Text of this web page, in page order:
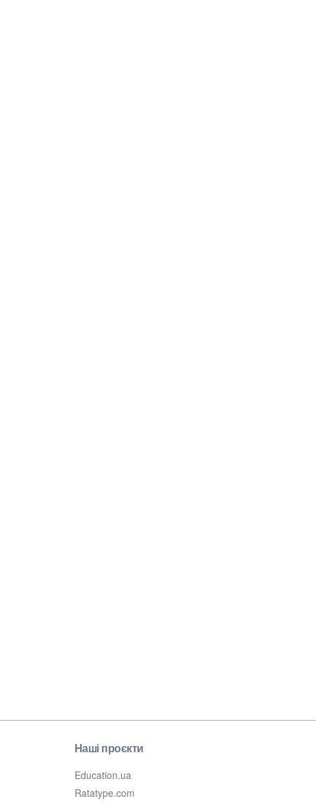
Наші проєкти
Education.ua
Ratatype.com